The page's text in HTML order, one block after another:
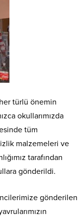
türlü önemin
okullarımızda
tüm
malzemeleri ve
tarafından
gönderildi.
gönderilen